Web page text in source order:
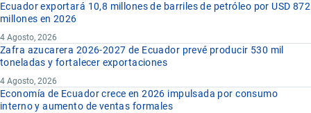
Ecuador exportará 10,8 millones de barriles de petróleo por USD 872
millones en 2026
4 Agosto, 2026
Zafra azucarera 2026-2027 de Ecuador prevé producir 530 mil
toneladas y fortalecer exportaciones
4 Agosto, 2026
Economía de Ecuador crece en 2026 impulsada por consumo
interno y aumento de ventas formales